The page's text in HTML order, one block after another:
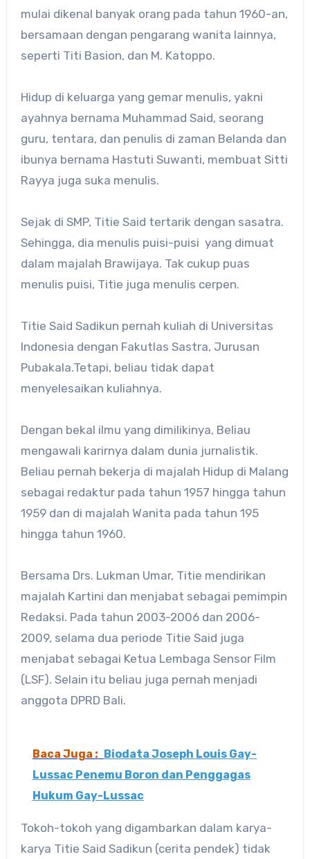
mulai dikenal banyak orang pada tahun 1960-an,
bersamaan dengan pengarang wanita lainnya,
seperti Titi Basion, dan M. Katoppo.
Hidup di keluarga yang gemar menulis, yakni
ayahnya bernama Muhammad Said, seorang
guru, tentara, dan penulis di zaman Belanda dan
ibunya bernama Hastuti Suwanti, membuat Sitti
Rayya juga suka menulis.
Sejak di SMP, Titie Said tertarik dengan sasatra.
Sehingga, dia menulis puisi-puisi yang dimuat
dalam majalah Brawijaya. Tak cukup puas
menulis puisi, Titie juga menulis cerpen.
Titie Said Sadikun pernah kuliah di Universitas
Indonesia dengan Fakutlas Sastra, Jurusan
Pubakala.Tetapi, beliau tidak dapat
menyelesaikan kuliahnya.
Dengan bekal ilmu yang dimilikinya, Beliau
mengawali karirnya dalam dunia jurnalistik.
Beliau pernah bekerja di majalah Hidup di Malang
sebagai redaktur pada tahun 1957 hingga tahun
1959 dan di majalah Wanita pada tahun 195
hingga tahun 1960.
Bersama Drs. Lukman Umar, Titie mendirikan
majalah Kartini dan menjabat sebagai pemimpin
Redaksi. Pada tahun 2003-2006 dan 2006-
2009, selama dua periode Titie Said juga
menjabat sebagai Ketua Lembaga Sensor Film
(LSF). Selain itu beliau juga pernah menjadi
anggota DPRD Bali.
Baca Juga : Biodata Joseph Louis Gay-
Lussac Penemu Boron dan Penggagas
Hukum Gay-Lussac
Tokoh-tokoh yang digambarkan dalam karya-
karya Titie Said Sadikun (cerita pendek) tidak